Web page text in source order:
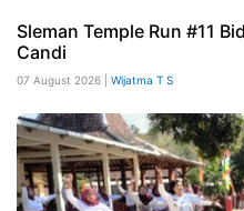
Sleman Temple Run #11
Candi
07 August 2026 | Wijatma T S